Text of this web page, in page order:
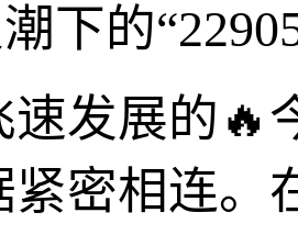
下的
发展的🔥
紧密相连。